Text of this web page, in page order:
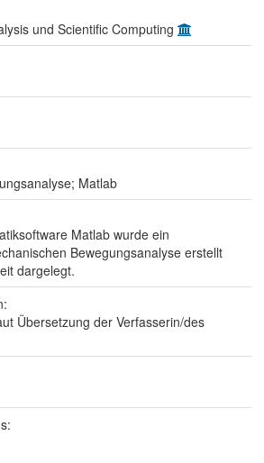
und Scientific Computing
Matlab
Matlab wurde ein
Bewegungsanalyse erstellt
dargelegt.
Übersetzung der Verfasserin/des